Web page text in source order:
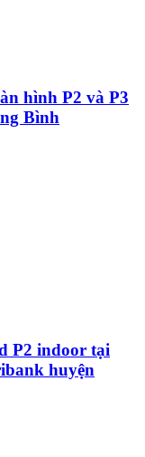
hình P2 và P3
Bình
P2 indoor tại
huyện